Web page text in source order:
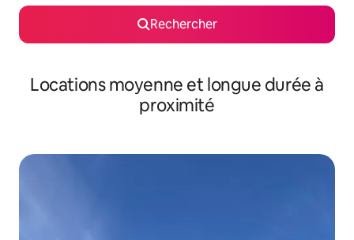
Rechercher
Locations moyenne et longue durée à
proximité